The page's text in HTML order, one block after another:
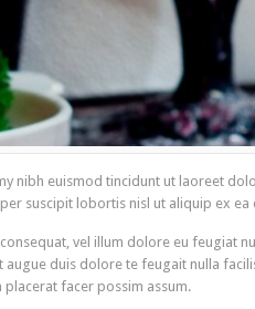
nibh euismod tincidunt ut laoreet
suscipit lobortis nisl ut aliquip ex
vel illum dolore eu feugiat
duis dolore te feugait nulla
facer possim assum.